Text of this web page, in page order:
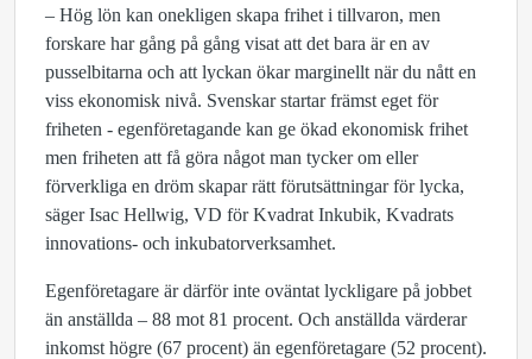
– Hög lön kan onekligen skapa frihet i tillvaron, men
forskare har gång på gång visat att det bara är en av
pusselbitarna och att lyckan ökar marginellt när du nått en
viss ekonomisk nivå. Svenskar startar främst eget för
friheten - egenföretagande kan ge ökad ekonomisk frihet
men friheten att få göra något man tycker om eller
förverkliga en dröm skapar rätt förutsättningar för lycka,
säger Isac Hellwig, VD för Kvadrat Inkubik, Kvadrats
innovations- och inkubatorverksamhet.
Egenföretagare är därför inte oväntat lyckligare på jobbet
än anställda – 88 mot 81 procent. Och anställda värderar
inkomst högre (67 procent) än egenföretagare (52 procent).